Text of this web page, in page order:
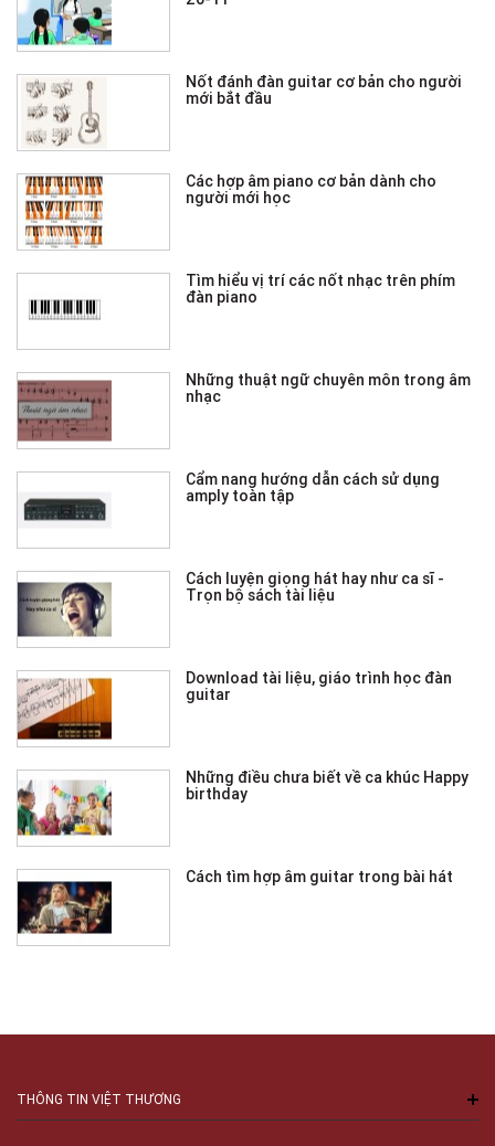
Nốt đánh đàn guitar cơ bản cho người
mới bắt đầu
Các hợp âm piano cơ bản dành cho
người mới học
Tìm hiểu vị trí các nốt nhạc trên phím
đàn piano
Những thuật ngữ chuyên môn trong âm
nhạc
Cẩm nang hướng dẫn cách sử dụng
amply toàn tập
Cách luyện giọng hát hay như ca sĩ -
Trọn bộ sách tài liệu
Download tài liệu, giáo trình học đàn
guitar
Những điều chưa biết về ca khúc Happy
birthday
Cách tìm hợp âm guitar trong bài hát
THÔNG TIN VIỆT THƯƠNG